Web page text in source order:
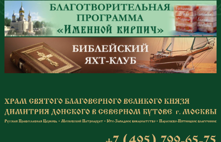
Перейти к основному содержанию
+7 (495) 799-65-75